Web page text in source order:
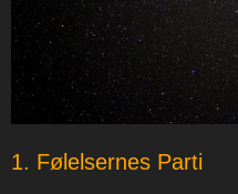
1. Følelsernes Parti